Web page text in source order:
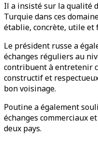
Il a insisté sur la qualité
Turquie dans ces
établie, concrète, utile et
Le président russe a
échanges réguliers au
contribuent à entretenir
constructif et
bon voisinage.
Poutine a également
échanges commerciaux
deux pays.